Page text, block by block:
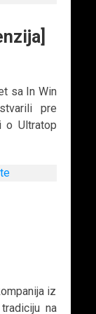
sa In Win
pre
o Ultratop
iz
na